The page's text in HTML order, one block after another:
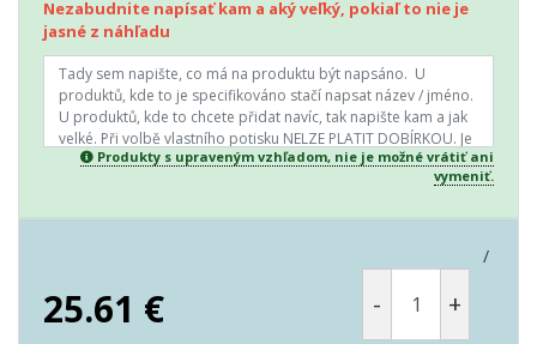
Nezabudnite napísať kam a aký veľký, pokiaľ to nie je
jasné z náhľadu
Produkty s upraveným vzhľadom, nie je možné vrátiť ani
vymeniť.
/
25.61 € - +